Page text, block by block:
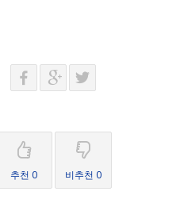
추천 0 비추천 0